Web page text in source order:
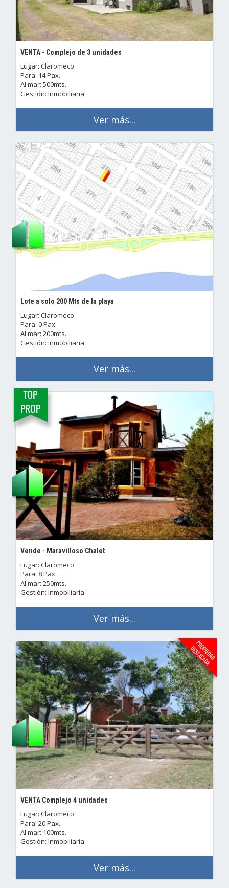
VENTA - Complejo de 3 unidades
Lugar: Claromeco
Para: 14 Pax.
Al mar: 500mts.
Gestión: Inmobiliaria
Ver más...
Lote a solo 200 Mts de la playa
Lugar: Claromeco
Para: 0 Pax.
Al mar: 200mts.
Gestión: Inmobiliaria
Ver más...
Vende - Maravilloso Chalet
Lugar: Claromeco
Para: 8 Pax.
Al mar: 250mts.
Gestión: Inmobiliaria
Ver más...
VENTA Complejo 4 unidades
Lugar: Claromeco
Para: 20 Pax.
Al mar: 100mts.
Gestión: Inmobiliaria
Ver más...